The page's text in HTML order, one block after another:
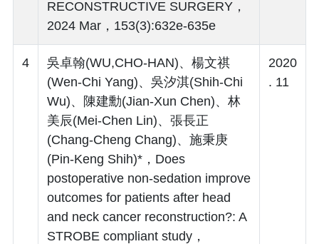
RECONSTRUCTIVE SURGERY，
2024 Mar，153(3):632e-635e
4
吳卓翰(WU,CHO-HAN)、楊文祺
(Wen-Chi Yang)、吳汐淇(Shih-Chi
Wu)、陳建勳(Jian-Xun Chen)、林
美辰(Mei-Chen Lin)、張長正
(Chang-Cheng Chang)、施秉庚
(Pin-Keng Shih)*，Does
postoperative non-sedation improve
outcomes for patients after head
and neck cancer reconstruction?: A
STROBE compliant study，
2020
. 11